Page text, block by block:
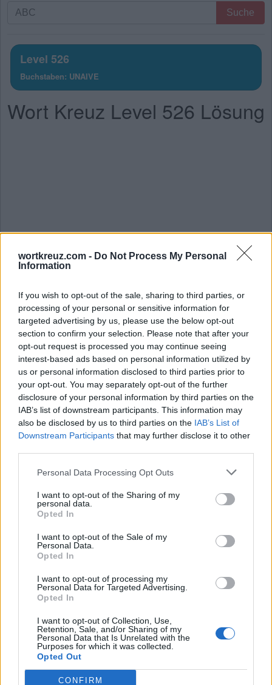
wortkreuz.com - Do Not Process My Personal
Information
If you wish to opt-out of the sale, sharing to third parties, or
processing of your personal or sensitive information for
targeted advertising by us, please use the below opt-out
section to confirm your selection. Please note that after your
opt-out request is processed you may continue seeing
interest-based ads based on personal information utilized by
us or personal information disclosed to third parties prior to
your opt-out. You may separately opt-out of the further
disclosure of your personal information by third parties on the
IAB’s list of downstream participants. This information may
also be disclosed by us to third parties on the IAB’s List of
Downstream Participants that may further disclose it to other
Personal Data Processing Opt Outs
I want to opt-out of the Sharing of my
personal data.
Opted In
I want to opt-out of the Sale of my
Personal Data.
Opted In
I want to opt-out of processing my
Personal Data for Targeted Advertising.
Opted In
I want to opt-out of Collection, Use,
Retention, Sale, and/or Sharing of my
Personal Data that Is Unrelated with the
Purposes for which it was collected.
Opted Out
CONFIRM
Suche
Geben
Sie
alle
Buchstaben
des
Suche
Level 526
Buchstaben: UNAIVE
Wort Kreuz Level 526 Lösung
Die Antwort auf dieses Rätsel lautet:
U N
I
N
N
E
U
E
N
N
A I
V
N
A V
E
N
I V E A U
Bonusworte:
I
A
I A
SUCHE NACH WEITEREN
ANTWORTEN
Hier können Sie nach Ihrer Antwort anhand der
Levelnummer suchen, aber wir empfehlen Ihnen, die Suche